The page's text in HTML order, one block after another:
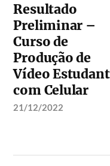
Resultado
Preliminar –
Curso de
Produção de
Vídeo
com Celular
21/12/2022